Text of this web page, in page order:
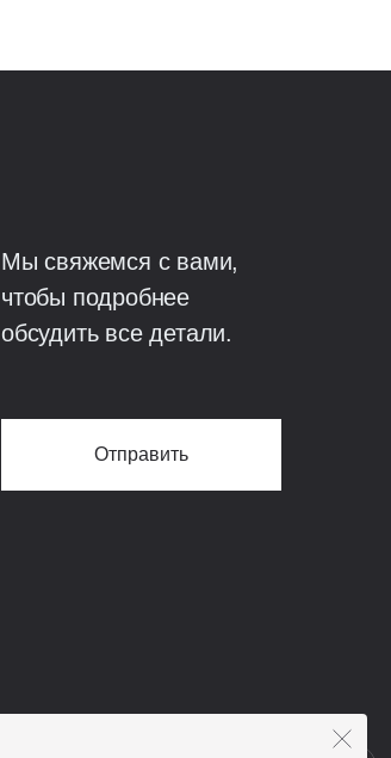
Мы свяжемся с вами,
чтобы подробнее
обсудить все детали.
Отправить